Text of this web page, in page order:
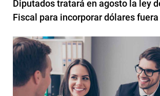
Diputados tratará en agosto la ley
Fiscal para incorporar dólares